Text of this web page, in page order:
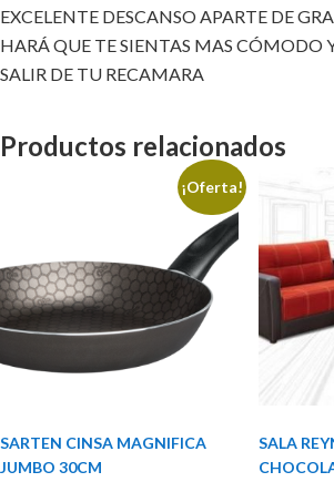
EXCELENTE DESCANSO APARTE DE
HARÁ QUE TE SIENTAS MAS CÓMODO
SALIR DE TU RECAMARA
Productos relacionados
¡Oferta!
SARTEN CINSA MAGNIFICA
JUMBO 30CM
SALA